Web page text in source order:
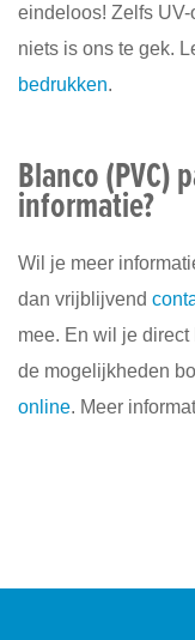
eindeloos! Zelfs
niets is ons te gek.
bedrukken.
Blanco (PVC)
informatie?
Wil je meer
dan vrijblijvend
mee. En wil je
de mogelijkheden
online. Meer